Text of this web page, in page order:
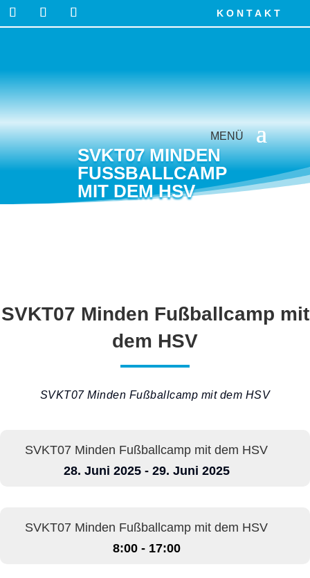
KONTAKT
SVKT07 MINDEN
FUSSBALLCAMP M
IT DEM HSV
SVKT07 Minden Fußballcamp mit
dem HSV
SVKT07 Minden Fußballcamp mit dem HSV
SVKT07 Minden Fußballcamp mit dem HSV
28. Juni 2025 - 29. Juni 2025
SVKT07 Minden Fußballcamp mit dem HSV
8:00 - 17:00